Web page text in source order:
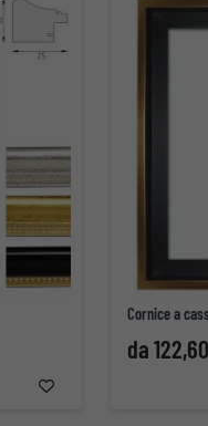
Cornice a
da